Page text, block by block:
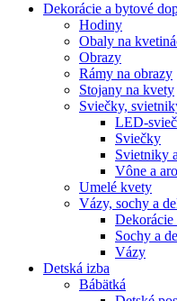
Dekorácie a bytové
Hodiny
Obaly na
Obrazy
Rámy na obrazy
Stojany na kvety
Sviečky,
LED-
Sviečky
Svietniky
Vône a
Umelé kvety
Vázy, sochy a
Dekorácie
Sochy a
Vázy
Detská izba
Bábätká